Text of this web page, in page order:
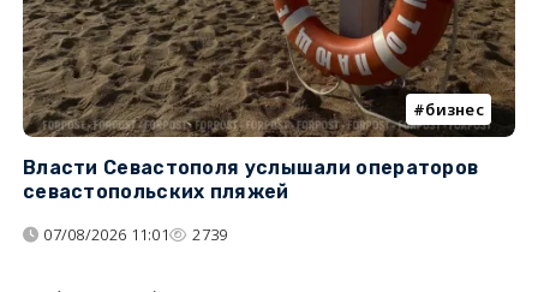
бизнес
Власти Севастополя услышали операторов
севастопольских пляжей
07/08/2026 11:01 2739